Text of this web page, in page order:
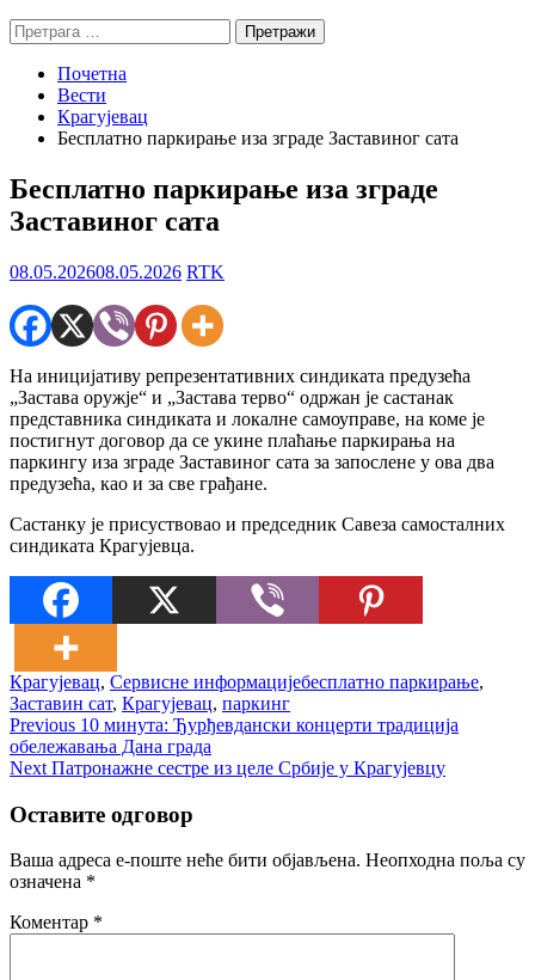
Претрага
за:
Почетна
Вести
Крагујевац
Бесплатно паркирање иза зграде Заставиног сата
Бесплатно паркирање иза зграде
Заставиног сата
08.05.202608.05.2026 RTK
На иницијативу репрезентативних синдиката предузећа
„Застава оружје“ и „Застава терво“ одржан је састанак
представника синдиката и локалне самоуправе, на коме је
постигнут договор да се укине плаћање паркирања на
паркингу иза зграде Заставиног сата за запослене у ова два
предузећа, као и за све грађане.
Састанку је присуствовао и председник Савеза самосталних
синдиката Крагујевца.
Крагујевац, Сервисне информацијебесплатно паркирање,
Заставин сат, Крагујевац, паркинг
Кретање
чланка
Previous Previous
post:
10 минута: Ђурђевдански концерти традиција
обележавања Дана града
Next Next
Патронажне сестре из целе Србије у Крагујевцу
Оставите одговор
Ваша адреса е-поште неће бити објављена. Неопходна поља су
означена *
Коментар *